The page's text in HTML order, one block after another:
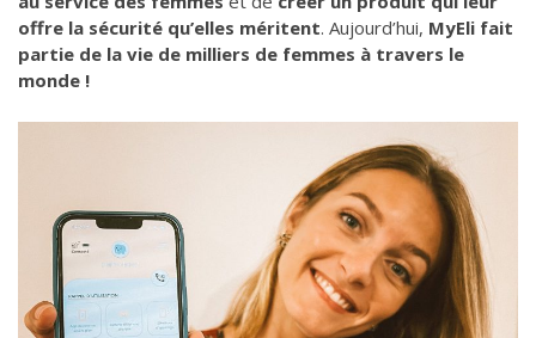
offre la sécurité qu’elles méritent. Aujourd’hui, MyEli fait
partie de la vie de milliers de femmes à travers le
monde !